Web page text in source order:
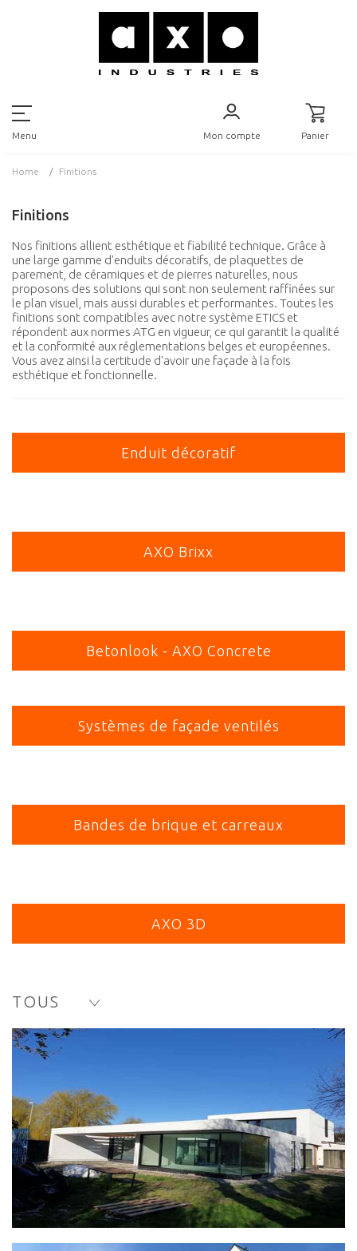
Menu Mon compte Panier
Home Finitions
Finitions
Nos finitions allient esthétique et fiabilité technique. Grâce à
une large gamme d'enduits décoratifs, de plaquettes de
parement, de céramiques et de pierres naturelles, nous
proposons des solutions qui sont non seulement raffinées sur
le plan visuel, mais aussi durables et performantes. Toutes les
finitions sont compatibles avec notre système ETICS et
répondent aux normes ATG en vigueur, ce qui garantit la qualité
et la conformité aux réglementations belges et européennes.
Vous avez ainsi la certitude d'avoir une façade à la fois
esthétique et fonctionnelle.
Enduit décoratif
AXO Brixx
Betonlook - AXO Concrete
Systèmes de façade ventilés
Bandes de brique et carreaux
AXO 3D
TOUS